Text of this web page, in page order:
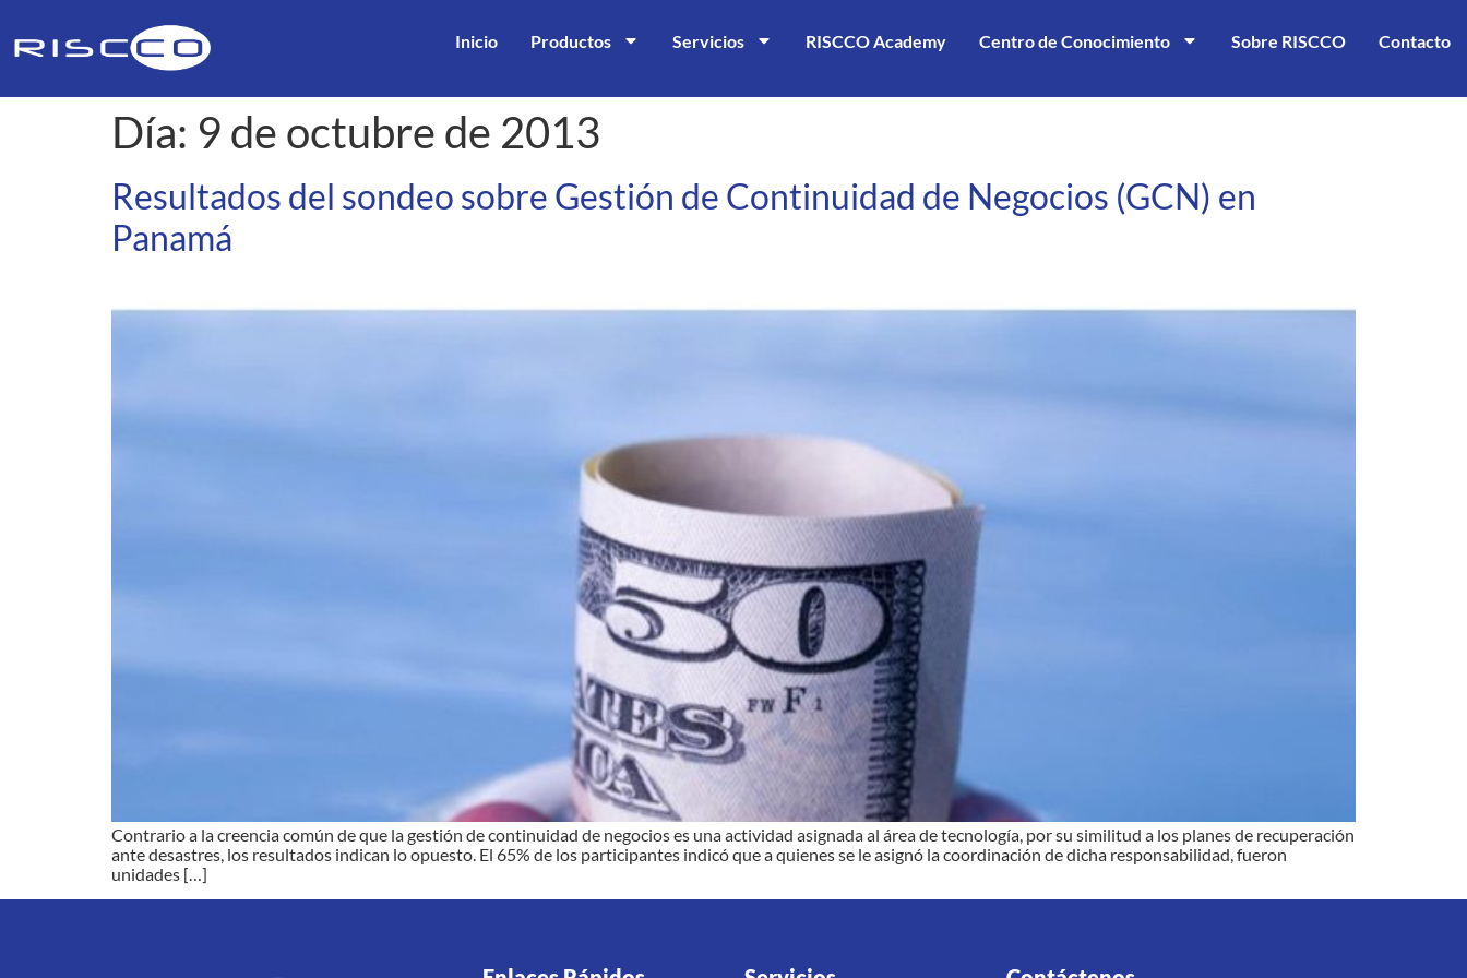
Inicio Productos Servicios RISCCO Academy Centro de Conocimiento Sobre RISCCO Contacto
Día: 9 de octubre de 2013
Resultados del sondeo sobre Gestión de Continuidad de Negocios (GCN) en
Panamá
Contrario a la creencia común de que la gestión de continuidad de negocios es una actividad asignada al área de tecnología, por su similitud a los planes de recuperación
ante desastres, los resultados indican lo opuesto. El 65% de los participantes indicó que a quienes se le asignó la coordinación de dicha responsabilidad, fueron
unidades […]